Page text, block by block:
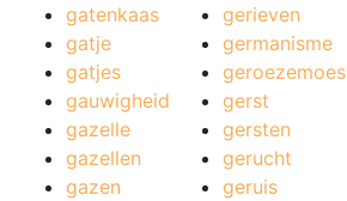
gatenkaas
gatje
gatjes
gauwigheid
gazelle
gazellen
gazen
gerieven
germanisme
geroezemoes
gerst
gersten
gerucht
geruis